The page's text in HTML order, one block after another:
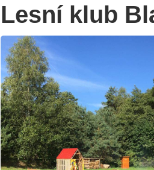
Lesní klub